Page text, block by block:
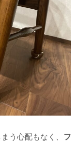
う心配もなく、 フ